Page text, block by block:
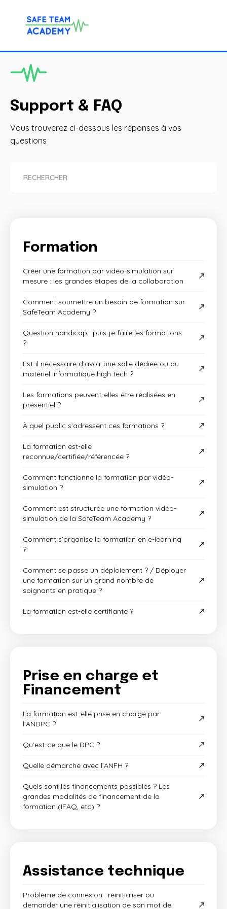
Support & FAQ
Vous trouverez ci-dessous les réponses à vos
questions
Formation
Créer une formation par vidéo-simulation sur
mesure : les grandes étapes de la collaboration
Comment soumettre un besoin de formation sur
SafeTeam Academy ?
Question handicap : puis-je faire les formations
?
Est-il nécessaire d'avoir une salle dédiée ou du
matériel informatique high tech ?
Les formations peuvent-elles être réalisées en
présentiel ?
À quel public s’adressent ces formations ?
La formation est-elle
reconnue/certifiée/référencée ?
Comment fonctionne la formation par vidéo-
simulation ?
Comment est structurée une formation vidéo-
simulation de la SafeTeam Academy ?
Comment s’organise la formation en e-learning
?
Comment se passe un déploiement ? / Déployer
une formation sur un grand nombre de
soignants en pratique ?
La formation est-elle certifiante ?
Prise en charge et
Financement
La formation est-elle prise en charge par
l'ANDPC ?
Qu’est-ce que le DPC ?
Quelle démarche avec l’ANFH ?
Quels sont les financements possibles ? Les
grandes modalités de financement de la
formation (IFAQ, etc) ?
Assistance technique
Problème de connexion : réinitialiser ou
demander une réinitialisation de son mot de